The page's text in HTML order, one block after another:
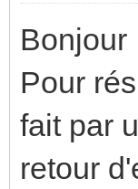
Bonjour
Pour
fait par
retour